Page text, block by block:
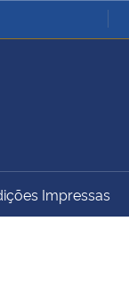
Ministério da Defesa
Ministério do
Impressas